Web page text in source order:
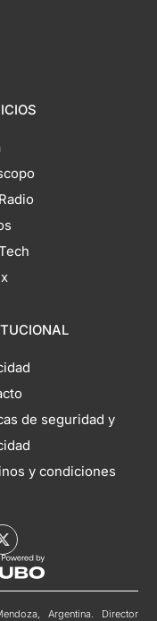
de seguridad y
y condiciones
Argentina. Director